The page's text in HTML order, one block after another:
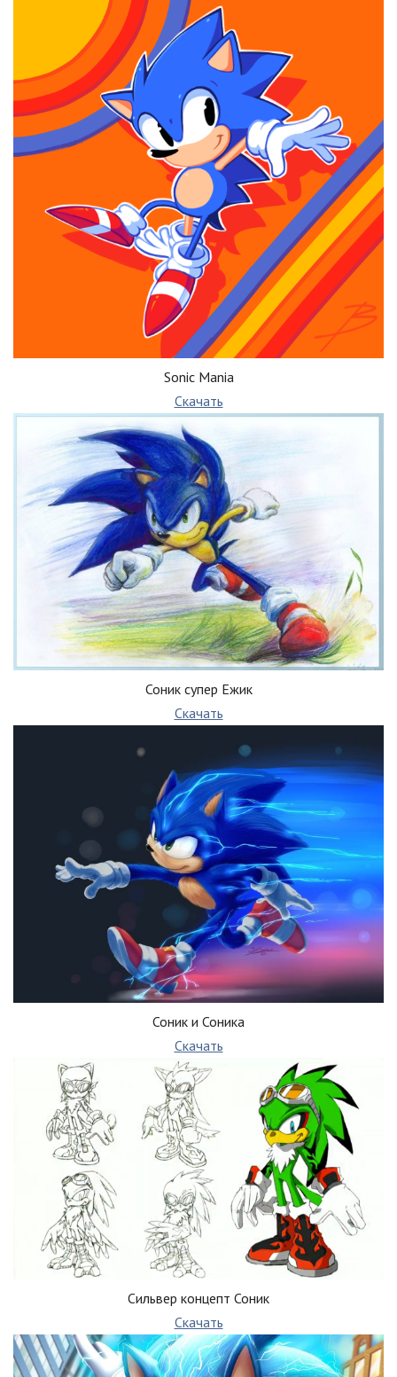
Sonic Mania
Скачать
Соник супер Ежик
Скачать
Соник и Соника
Скачать
Сильвер концепт Соник
Скачать